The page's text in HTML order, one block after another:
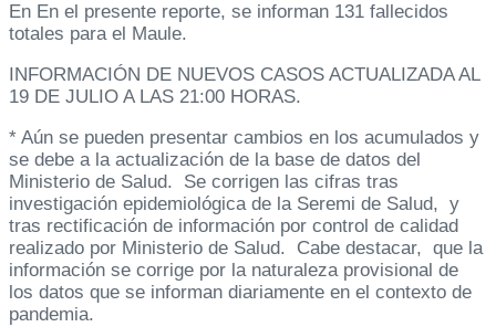
En En el presente reporte, se informan 131 fallecidos
totales para el Maule.
INFORMACIÓN DE NUEVOS CASOS ACTUALIZADA AL
19 DE JULIO A LAS 21:00 HORAS.
* Aún se pueden presentar cambios en los acumulados y
se debe a la actualización de la base de datos del
Ministerio de Salud. Se corrigen las cifras tras
investigación epidemiológica de la Seremi de Salud, y
tras rectificación de información por control de calidad
realizado por Ministerio de Salud. Cabe destacar, que la
información se corrige por la naturaleza provisional de
los datos que se informan diariamente en el contexto de
pandemia.